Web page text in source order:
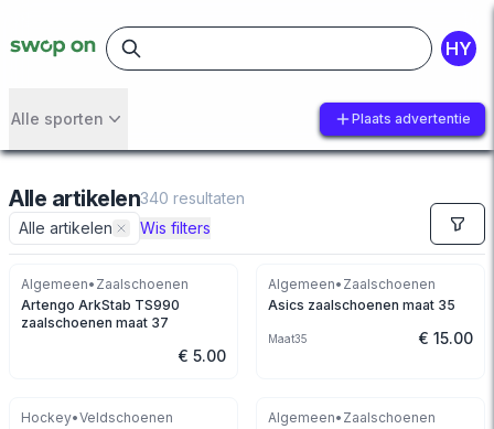
HY
Alle sporten Plaats advertentie
Alle artikelen340 resultaten
Alle artikelen
Wis filters
Algemeen• Zaalschoenen
Artengo ArkStab TS990
zaalschoenen maat 37
€ 5.00
Algemeen• Zaalschoenen
Asics zaalschoenen maat 35
Maat35 € 15.00
Hockey•Veldschoenen
Algemeen• Zaalschoenen